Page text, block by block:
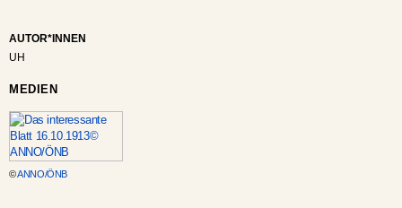
AUTOR*INNEN
UH
MEDIEN
©ANNO/ÖNB